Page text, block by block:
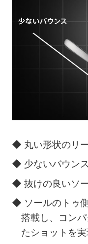
◆ 丸い形状のリ
◆ 少ないバウンス
◆ 抜けの良いソ
◆ ソールのトゥ
搭載し、コン
たショットを